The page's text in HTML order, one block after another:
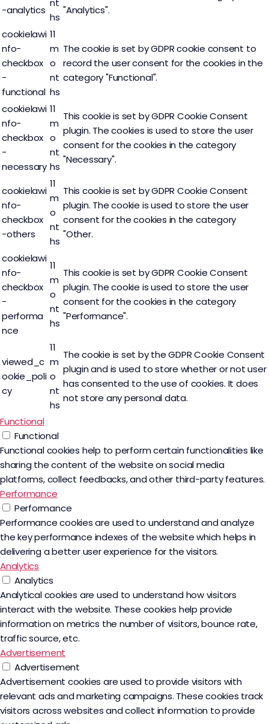
-analytics
nt
hs
"Analytics".
cookielawi
nfo-
checkbox
-
functional
11
m
o
nt
hs
The cookie is set by GDPR cookie consent to
record the user consent for the cookies in the
category "Functional".
cookielawi
nfo-
checkbox
-
necessary
11
m
o
nt
hs
This cookie is set by GDPR Cookie Consent
plugin. The cookies is used to store the user
consent for the cookies in the category
"Necessary".
cookielawi
nfo-
checkbox
-others
11
m
o
nt
hs
This cookie is set by GDPR Cookie Consent
plugin. The cookie is used to store the user
consent for the cookies in the category
"Other.
cookielawi
nfo-
checkbox
-
performa
nce
11
m
o
nt
hs
This cookie is set by GDPR Cookie Consent
plugin. The cookie is used to store the user
consent for the cookies in the category
"Performance".
viewed_c
ookie_poli
cy
11
m
o
nt
hs
The cookie is set by the GDPR Cookie Consent
plugin and is used to store whether or not user
has consented to the use of cookies. It does
not store any personal data.
Functional
Functional
Functional cookies help to perform certain functionalities like
sharing the content of the website on social media
platforms, collect feedbacks, and other third-party features.
Performance
Performance
Performance cookies are used to understand and analyze
the key performance indexes of the website which helps in
delivering a better user experience for the visitors.
Analytics
Analytics
Analytical cookies are used to understand how visitors
interact with the website. These cookies help provide
information on metrics the number of visitors, bounce rate,
traffic source, etc.
Advertisement
Advertisement
Advertisement cookies are used to provide visitors with
relevant ads and marketing campaigns. These cookies track
visitors across websites and collect information to provide